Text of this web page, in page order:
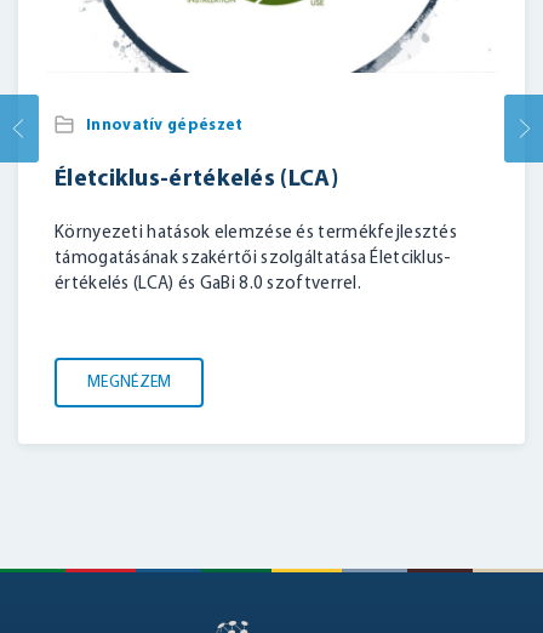
Innovatív gépészet
Életciklus-értékelés (LCA)
Környezeti hatások elemzése és termékfejlesztés
támogatásának szakértői szolgáltatása Életciklus-
értékelés (LCA) és GaBi 8.0 szoftverrel.
MEGNÉZEM